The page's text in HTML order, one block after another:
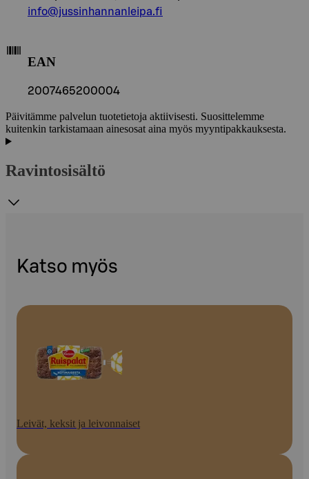
info@jussinhannanleipa.fi
EAN
2007465200004
Päivitämme palvelun tuotetietoja aktiivisesti. Suosittelemme
kuitenkin tarkistamaan ainesosat aina myös myyntipakkauksesta.
Ravintosisältö
Katso myös
Leivät, keksit ja leivonnaiset